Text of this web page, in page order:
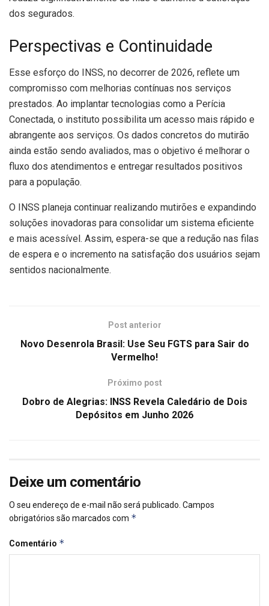
dos segurados.
Perspectivas e Continuidade
Esse esforço do INSS, no decorrer de 2026, reflete um
compromisso com melhorias contínuas nos serviços
prestados. Ao implantar tecnologias como a Perícia
Conectada, o instituto possibilita um acesso mais rápido e
abrangente aos serviços. Os dados concretos do mutirão
ainda estão sendo avaliados, mas o objetivo é melhorar o
fluxo dos atendimentos e entregar resultados positivos
para a população.
O INSS planeja continuar realizando mutirões e expandindo
soluções inovadoras para consolidar um sistema eficiente
e mais acessível. Assim, espera-se que a redução nas filas
de espera e o incremento na satisfação dos usuários sejam
sentidos nacionalmente.
Post anterior
Novo Desenrola Brasil: Use Seu FGTS para Sair do
Vermelho!
Próximo post
Dobro de Alegrias: INSS Revela Caledário de Dois
Depósitos em Junho 2026
Deixe um comentário
O seu endereço de e-mail não será publicado. Campos
obrigatórios são marcados com *
Comentário *